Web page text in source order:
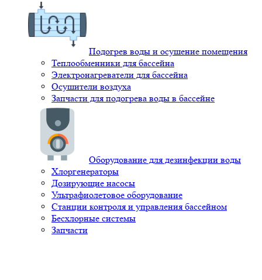
Подогрев воды и осушение помещения
Теплообменники для бассейна
Электронагреватели для бассейна
Осушители воздуха
Запчасти для подогрева воды в бассейне
Оборудование для дезинфекции воды
Хлоргенераторы
Дозирующие насосы
Ультрафиолетовое оборудование
Станции контроля и управления бассейном
Бесхлорные системы
Запчасти